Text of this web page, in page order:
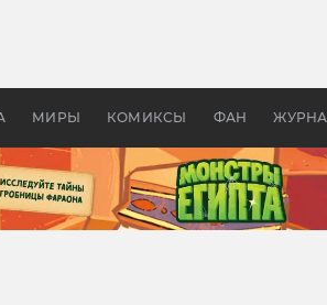
МИРЫ КОМИКСЫ ФАН
в России —
бы